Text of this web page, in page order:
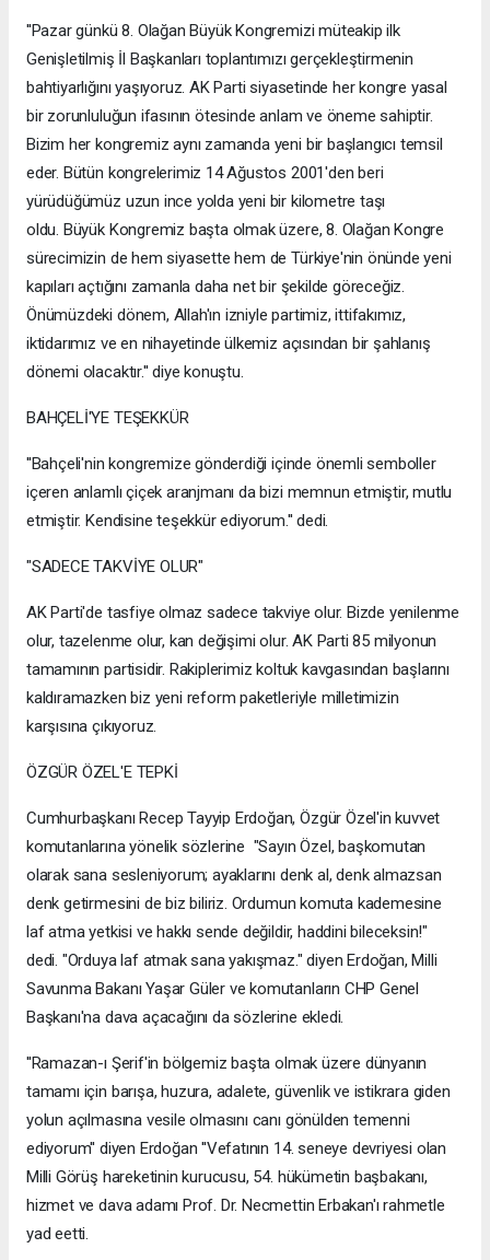
''Pazar günkü 8. Olağan Büyük Kongremizi müteakip ilk
Genişletilmiş İl Başkanları toplantımızı gerçekleştirmenin
bahtiyarlığını yaşıyoruz. AK Parti siyasetinde her kongre yasal
bir zorunluluğun ifasının ötesinde anlam ve öneme sahiptir.
Bizim her kongremiz aynı zamanda yeni bir başlangıcı temsil
eder. Bütün kongrelerimiz 14 Ağustos 2001'den beri
yürüdüğümüz uzun ince yolda yeni bir kilometre taşı
oldu. Büyük Kongremiz başta olmak üzere, 8. Olağan Kongre
sürecimizin de hem siyasette hem de Türkiye'nin önünde yeni
kapıları açtığını zamanla daha net bir şekilde göreceğiz.
Önümüzdeki dönem, Allah'ın izniyle partimiz, ittifakımız,
iktidarımız ve en nihayetinde ülkemiz açısından bir şahlanış
dönemi olacaktır.'' diye konuştu.
BAHÇELİ'YE TEŞEKKÜR
''Bahçeli'nin kongremize gönderdiği içinde önemli semboller
içeren anlamlı çiçek aranjmanı da bizi memnun etmiştir, mutlu
etmiştir. Kendisine teşekkür ediyorum.'' dedi.
"SADECE TAKVİYE OLUR"
AK Parti'de tasfiye olmaz sadece takviye olur. Bizde yenilenme
olur, tazelenme olur, kan değişimi olur. AK Parti 85 milyonun
tamamının partisidir. Rakiplerimiz koltuk kavgasından başlarını
kaldıramazken biz yeni reform paketleriyle milletimizin
karşısına çıkıyoruz.
ÖZGÜR ÖZEL'E TEPKİ
Cumhurbaşkanı Recep Tayyip Erdoğan, Özgür Özel'in kuvvet
komutanlarına yönelik sözlerine "Sayın Özel, başkomutan
olarak sana sesleniyorum; ayaklarını denk al, denk almazsan
denk getirmesini de biz biliriz. Ordumun komuta kademesine
laf atma yetkisi ve hakkı sende değildir, haddini bileceksin!"
dedi. "Orduya laf atmak sana yakışmaz." diyen Erdoğan, Milli
Savunma Bakanı Yaşar Güler ve komutanların CHP Genel
Başkanı'na dava açacağını da sözlerine ekledi.
''Ramazan-ı Şerif'in bölgemiz başta olmak üzere dünyanın
tamamı için barışa, huzura, adalete, güvenlik ve istikrara giden
yolun açılmasına vesile olmasını canı gönülden temenni
ediyorum'' diyen Erdoğan ''Vefatının 14. seneye devriyesi olan
Milli Görüş hareketinin kurucusu, 54. hükümetin başbakanı,
hizmet ve dava adamı Prof. Dr. Necmettin Erbakan'ı rahmetle
yad eetti.